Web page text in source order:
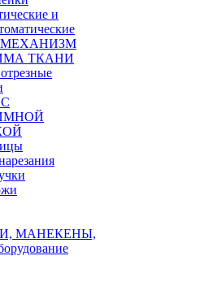
и
МЕХАНИЗМ
ТКАНИ
МАНЕКЕНЫ,